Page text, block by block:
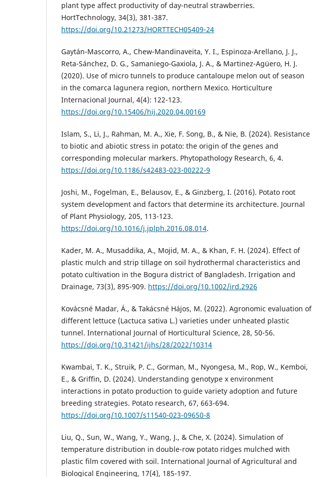
plant type affect productivity of day-neutral strawberries.
HortTechnology, 34(3), 381-387.
https://doi.org/10.21273/HORTTECH05409-24
Gaytán-Mascorro, A., Chew-Mandinaveita, Y. I., Espinoza-Arellano, J. J.,
Reta-Sánchez, D. G., Samaniego-Gaxiola, J. A., & Martinez-Agüero, H. J.
(2020). Use of micro tunnels to produce cantaloupe melon out of season
in the comarca lagunera region, northern Mexico. Horticulture
Internacional Journal, 4(4): 122-123.
https://doi.org/10.15406/hij.2020.04.00169
Islam, S., Li, J., Rahman, M. A., Xie, F. Song, B., & Nie, B. (2024). Resistance
to biotic and abiotic stress in potato: the origin of the genes and
corresponding molecular markers. Phytopathology Research, 6, 4.
https://doi.org/10.1186/s42483-023-00222-9
Joshi, M., Fogelman, E., Belausov, E., & Ginzberg, I. (2016). Potato root
system development and factors that determine its architecture. Journal
of Plant Physiology, 205, 113-123.
https://doi.org/10.1016/j.jplph.2016.08.014.
Kader, M. A., Musaddika, A., Mojid, M. A., & Khan, F. H. (2024). Effect of
plastic mulch and strip tillage on soil hydrothermal characteristics and
potato cultivation in the Bogura district of Bangladesh. Irrigation and
Drainage, 73(3), 895-909. https://doi.org/10.1002/ird.2926
Kovácsné Madar, Á., & Takácsné Hájos, M. (2022). Agronomic evaluation of
different lettuce (Lactuca sativa L.) varieties under unheated plastic
tunnel. International Journal of Horticultural Science, 28, 50-56.
https://doi.org/10.31421/ijhs/28/2022/10314
Kwambai, T. K., Struik, P. C., Gorman, M., Nyongesa, M., Rop, W., Kemboi,
E., & Griffin, D. (2024). Understanding genotype x environment
interactions in potato production to guide variety adoption and future
breeding strategies. Potato research, 67, 663-694.
https://doi.org/10.1007/s11540-023-09650-8
Liu, Q., Sun, W., Wang, Y., Wang, J., & Che, X. (2024). Simulation of
temperature distribution in double-row potato ridges mulched with
plastic film covered with soil. International Journal of Agricultural and
Biological Engineering, 17(4), 185-197.